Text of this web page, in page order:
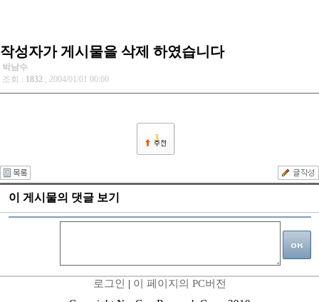
작성자가 게시물을 삭제 하였습니다
박남수
조회 : 1832 , 2004/01/01 00:00
3
이 게시물의 댓글 보기
로그인 | 이 페이지의 PC버전